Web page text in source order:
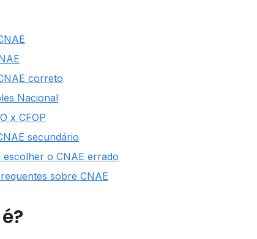
correto
Nacional
x CFOP
secundário
escolher o CNAE errado
sobre CNAE